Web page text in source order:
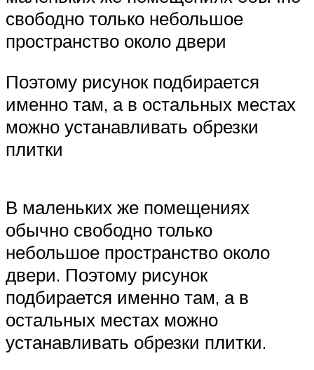
свободно только небольшое
пространство около двери
Поэтому рисунок подбирается
именно там, а в остальных местах
можно устанавливать обрезки
плитки
В маленьких же помещениях
обычно свободно только
небольшое пространство около
двери. Поэтому рисунок
подбирается именно там, а в
остальных местах можно
устанавливать обрезки плитки.